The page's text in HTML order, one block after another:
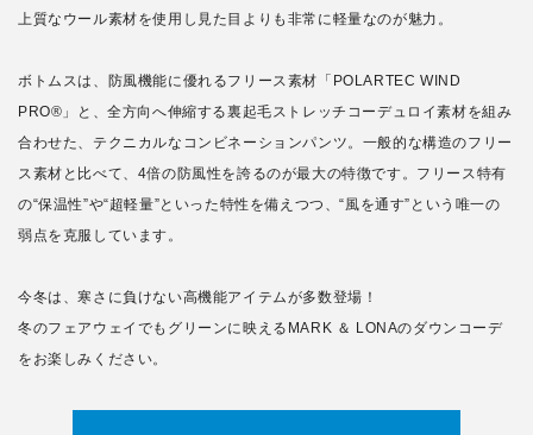
上質なウール素材を使用し見た目よりも非常に軽量なのが魅力。
ボトムスは、防風機能に優れるフリース素材「POLARTEC WIND
PRO®」と、全方向へ伸縮する裏起毛ストレッチコーデュロイ素材を組み
合わせた、テクニカルなコンビネーションパンツ。一般的な構造のフリー
ス素材と比べて、4倍の防風性を誇るのが最大の特徴です。フリース特有
の“保温性”や“超軽量”といった特性を備えつつ、“風を通す”という唯一の
弱点を克服しています。
今冬は、寒さに負けない高機能アイテムが多数登場！
冬のフェアウェイでもグリーンに映えるMARK ＆ LONAのダウンコーデ
をお楽しみください。